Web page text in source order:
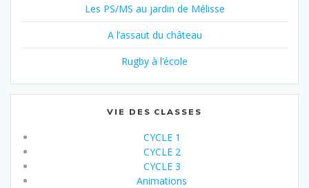
Les PS/MS au jardin de Mélisse
A l’assaut du château
Rugby à l’école
VIE DES CLASSES
CYCLE 1
CYCLE 2
CYCLE 3
Animations